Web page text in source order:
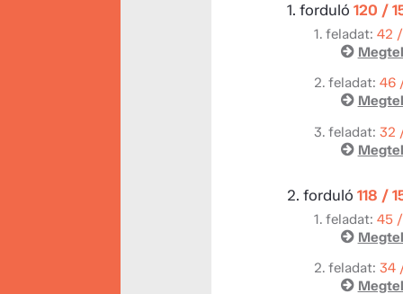
1. forduló 120 /
1. feladat: 42
2. feladat: 46
3. feladat: 32
2. forduló 118 /
1. feladat: 45
2. feladat: 34